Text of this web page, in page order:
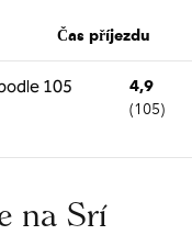
Čas příjezdu
4,9
(105)
na Srí